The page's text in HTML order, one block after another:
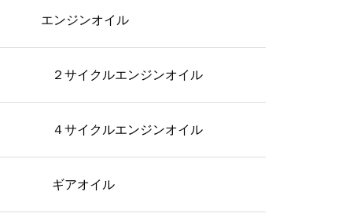
エンジンオイル
２サイクルエンジンオイル
４サイクルエンジンオイル
ギアオイル